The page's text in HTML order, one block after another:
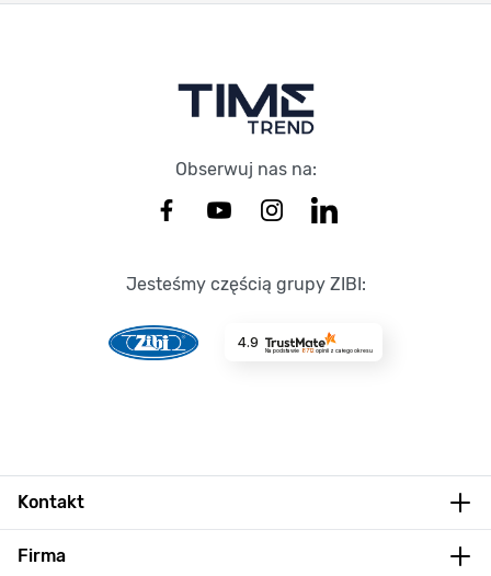
Obserwuj nas na:
Jesteśmy częścią grupy ZIBI:
4.9
Na podstawie 8712opinii z całego okresu
Kontakt
Firma